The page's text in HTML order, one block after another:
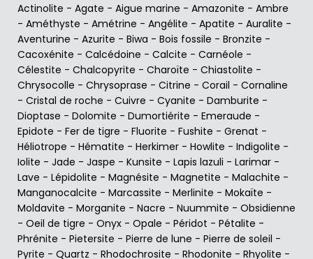
Actinolite - Agate - Aigue marine - Amazonite - Ambre
- Améthyste - Amétrine - Angélite - Apatite - Auralite -
Aventurine - Azurite - Biwa - Bois fossile - Bronzite -
Cacoxénite - Calcédoine - Calcite - Carnéole -
Célestite - Chalcopyrite - Charoïte - Chiastolite -
Chrysocolle - Chrysoprase - Citrine - Corail - Cornaline
- Cristal de roche - Cuivre - Cyanite - Damburite -
Dioptase - Dolomite - Dumortiérite - Emeraude -
Epidote - Fer de tigre - Fluorite - Fushite - Grenat -
Héliotrope - Hématite - Herkimer - Howlite - Indigolite -
Iolite - Jade - Jaspe - Kunsite - Lapis lazuli - Larimar -
Lave - Lépidolite - Magnésite - Magnetite - Malachite -
Manganocalcite - Marcassite - Merlinite - Mokaïte -
Moldavite - Morganite - Nacre - Nuummite - Obsidienne
- Oeil de tigre - Onyx - Opale - Péridot - Pétalite -
Phrénite - Pietersite - Pierre de lune - Pierre de soleil -
Pyrite - Quartz - Rhodochrosite - Rhodonite - Rhyolite -